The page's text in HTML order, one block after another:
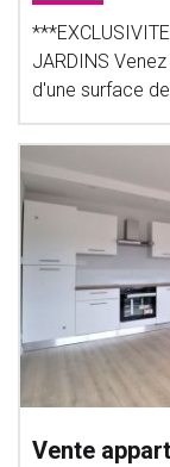
JARDINS
d'une surface
Vente